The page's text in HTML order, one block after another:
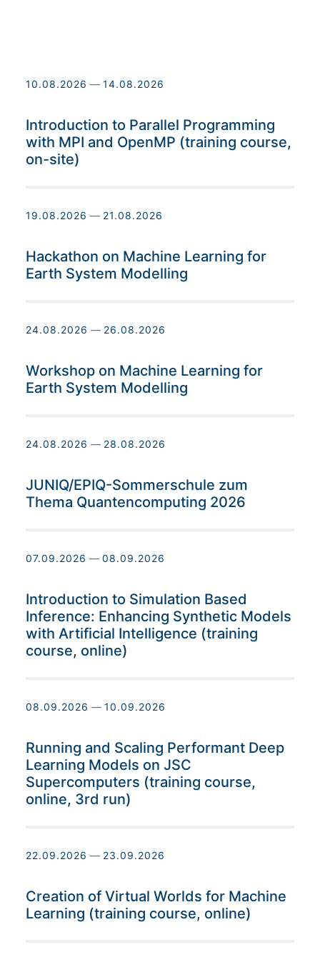
10.08.2026 — 14.08.2026
Introduction to Parallel Programming
with MPI and OpenMP (training course,
on-site)
19.08.2026 — 21.08.2026
Hackathon on Machine Learning for
Earth System Modelling
24.08.2026 — 26.08.2026
Workshop on Machine Learning for
Earth System Modelling
24.08.2026 — 28.08.2026
JUNIQ/EPIQ-Sommerschule zum
Thema Quantencomputing 2026
07.09.2026 — 08.09.2026
Introduction to Simulation Based
Inference: Enhancing Synthetic Models
with Artificial Intelligence (training
course, online)
08.09.2026 — 10.09.2026
Running and Scaling Performant Deep
Learning Models on JSC
Supercomputers (training course,
online, 3rd run)
22.09.2026 — 23.09.2026
Creation of Virtual Worlds for Machine
Learning (training course, online)